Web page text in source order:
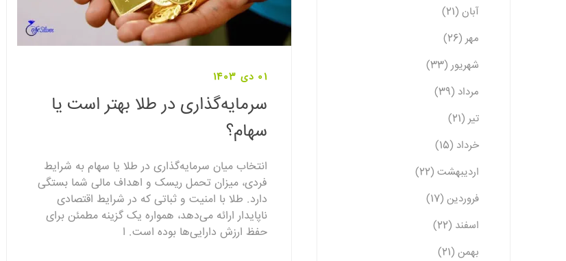
01 دی 1403
سرمایه‌گذاری در طلا بهتر است یا
سهام؟
انتخاب میان سرمایه‌گذاری در طلا یا سهام به شرایط
فردی، میزان تحمل ریسک و اهداف مالی شما بستگی
دارد. طلا با امنیت و ثباتی که در شرایط اقتصادی
ناپایدار ارائه می‌دهد، همواره یک گزینه مطمئن برای
حفظ ارزش دارایی‌ها بوده است. ا
آبان (21)
مهر (26)
شهریور (33)
مرداد (39)
تیر (21)
خرداد (15)
اردیبهشت (22)
فروردین (17)
اسفند (22)
بهمن (21)